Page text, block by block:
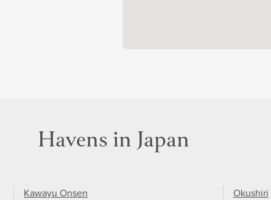
Havens in Japan
Kawayu Onsen
Okushiri